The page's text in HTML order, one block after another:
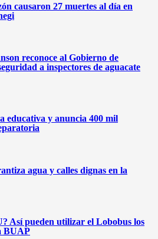
causaron 27 muertes al día en
reconoce al Gobierno de
a inspectores de aguacate
educativa y anuncia 400 mil
agua y calles dignas en la
Así pueden utilizar el Lobobus los
BUAP